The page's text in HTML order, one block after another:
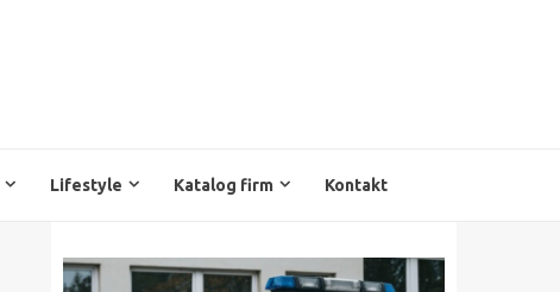
Lifestyle Katalog firm Kontakt